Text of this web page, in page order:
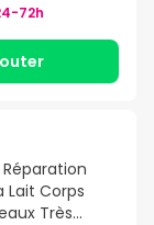
72h
Lait Corps
Très